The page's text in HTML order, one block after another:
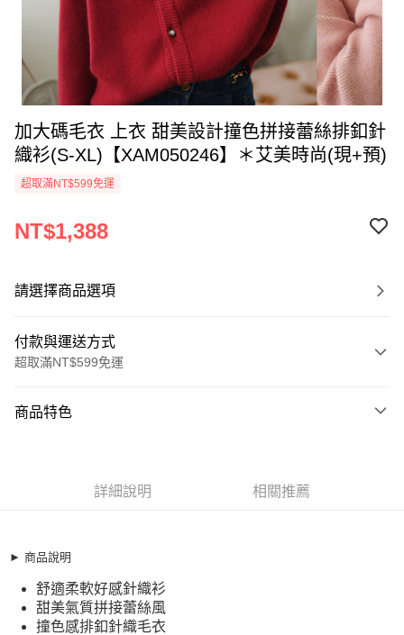
加大碼毛衣 上衣 甜美設計撞色拼接蕾絲排釦針
織衫(S-XL)【XAM050246】＊艾美時尚(現+預)
超取滿NT$599免運
NT$1,388
請選擇商品選項
付款與運送方式
超取滿NT$599免運
信用卡一次付款
街口支付
悠遊付
全盈+PAY
商品特色
【XAM050246】
甜美氣質拼接蕾絲風
撞色感排釦針織毛衣
詳細說明 相關推薦
► 商品說明
舒適柔軟好感針織衫
甜美氣質拼接蕾絲風
撞色感排釦針織毛衣